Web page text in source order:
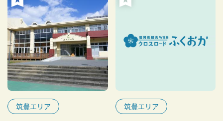
筑豊エリア 筑豊エリア